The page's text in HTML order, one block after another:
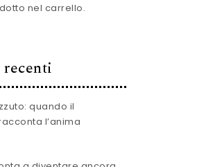
nel carrello.
quando il
l’anima